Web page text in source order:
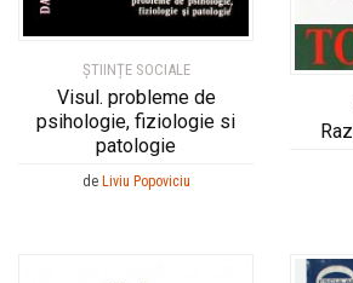
ȘTIINȚE SOCIALE
Visul. probleme de
psihologie, fiziologie si
patologie
de Liviu Popoviciu